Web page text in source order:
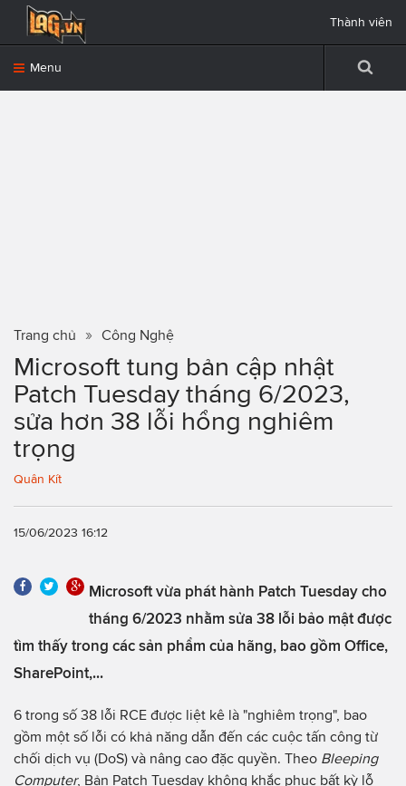
Menu
Thành viên
Trang chủ Công Nghệ
Microsoft tung bản cập nhật
Patch Tuesday tháng 6/2023,
sửa hơn 38 lỗi hổng nghiêm
trọng
Quân Kít
15/06/2023 16:12
Microsoft vừa phát hành Patch Tuesday cho
tháng 6/2023 nhằm sửa 38 lỗi bảo mật được
tìm thấy trong các sản phẩm của hãng, bao gồm Office,
SharePoint,...
6 trong số 38 lỗi RCE được liệt kê là "nghiêm trọng", bao
gồm một số lỗi có khả năng dẫn đến các cuộc tấn công từ
chối dịch vụ (DoS) và nâng cao đặc quyền. Theo Bleeping
Computer, Bản Patch Tuesday không khắc phục bất kỳ lỗ